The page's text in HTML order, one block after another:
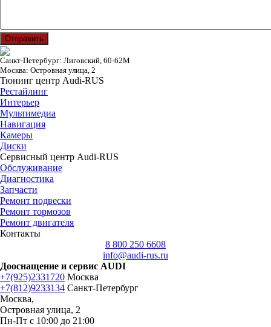
Отправить
Санкт-Петербург: Лиговский, 60-62М
Москва: Островная улица, 2
Тюнинг центр Audi-RUS
Рестайлинг
Интерьер
Мультимедиа
Навигация
Камеры
Диски
Сервисный центр Audi-RUS
Обслуживание
Диагностика
Запчасти
Ремонт подвески
Ремонт тормозов
Ремонт двигателя
Контакты
8 800 250 6608
info@audi-rus.ru
Дооснащение и сервис AUDI
+7(925)2331720 Москва
+7(812)9233134 Санкт-Петербург
Москва,
Островная улица, 2
Пн-Пт с 10:00 до 21:00